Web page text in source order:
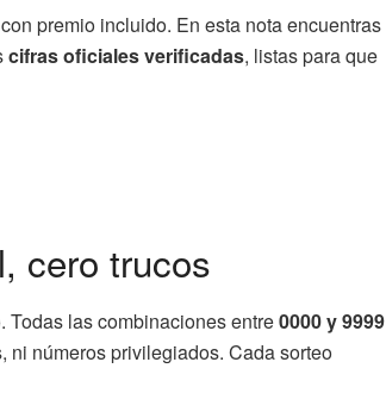
premio incluido. En esta nota encuentras
cifras oficiales verificadas, listas para que
cero trucos
Todas las combinaciones entre0000 y 9999
ni números privilegiados. Cada sorteo